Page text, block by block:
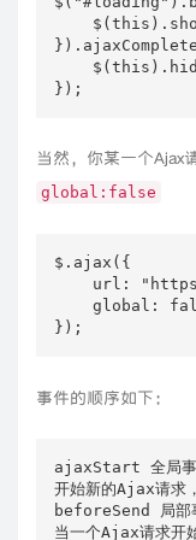
});
当然，你某一个Ajax
global:false
$.ajax({
url:
global:
});
事件的顺序如下：
ajaxStart 全局
开始新的Ajax请求
beforeSend 局部
当一个Ajax请求开